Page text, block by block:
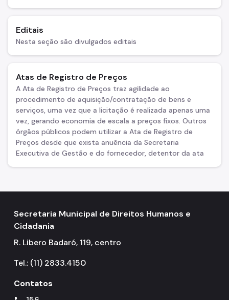
Editais
Nesta seção são divulgados editais
Atas de Registro de Preços
A Ata de Registro de Preços traz agilidade ao
procedimento de aquisição/contratação de bens e
serviços, uma vez que a licitação é realizada apenas uma
vez, gerando economia de escala a preços fixos. Outros
órgãos públicos podem utilizar a Ata de Registro de
Preços desde que exista anuência da Secretaria
Executiva de Gestão e do fornecedor, detentor da ata
Secretaria Municipal de Direitos Humanos e
Cidadania
R. Libero Badaró, 119, centro
Tel.: (11) 2833.4150
Contatos